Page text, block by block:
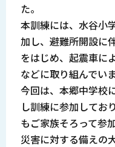
た。
本訓練には、水谷小
加し、避難所開設に
をはじめ、起震車に
などに取り組んでい
今回は、本郷中学校
し訓練に参加してお
もご家族そろって参
災害に対する備えの